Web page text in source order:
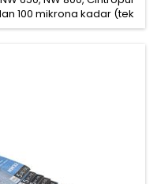
100 mikrona kadar (tek
300 mikrona kadar